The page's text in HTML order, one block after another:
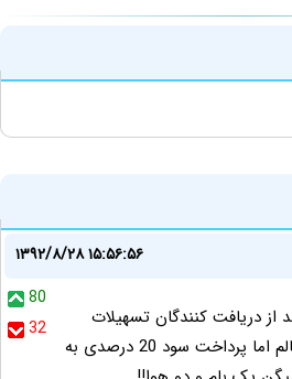
۱۳۹۲/۸/۲۸ ۱۵:۵۶:۵۶
80
32
سود بالای 30 درصد از دریافت کنندگان تسهیلات
عملیات بانکی بدون ربا وسالم اما پرداخت سود 20 درصدی به